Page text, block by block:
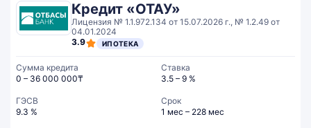
Кредит «ОТАУ»
Лицензия № 1.1.972.134 от 15.07.2026 г., № 1.2.49 от
04.01.2024
3.9
ИПОТЕКА
Сумма кредита
0 – 36 000 000₸
Ставка
3.5 – 9 %
ГЭСВ
9.3 %
Срок
1 мес – 228 мес